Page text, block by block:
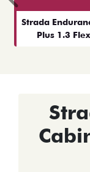
Strada
Plus 1.3